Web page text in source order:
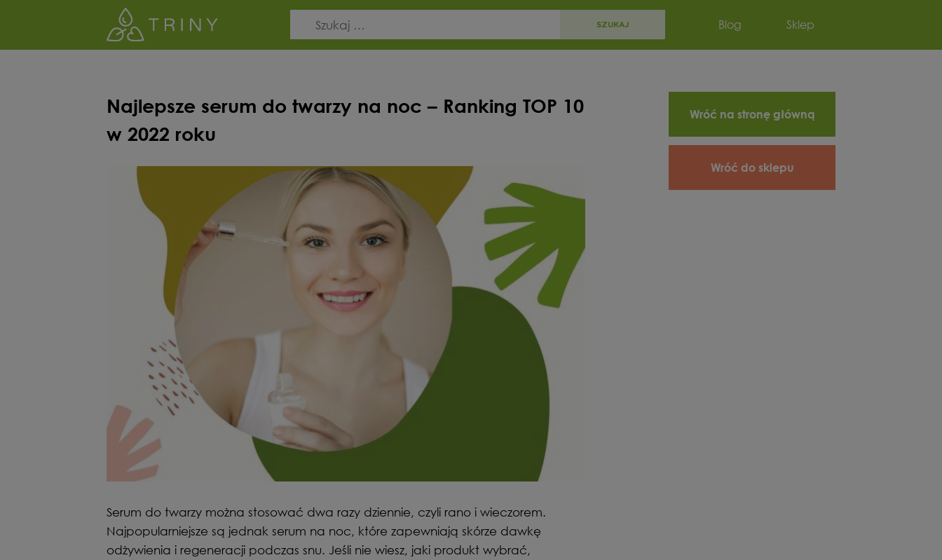
Blog Sklep
Najlepsze serum do twarzy na noc – Ranking TOP 10
w 2022 roku
Serum do twarzy można stosować dwa razy dziennie, czyli rano i wieczorem.
Najpopularniejsze są jednak serum na noc, które zapewniają skórze dawkę
odżywienia i regeneracji podczas snu. Jeśli nie wiesz, jaki produkt wybrać,
Wróć na stronę główną
Wróć do sklepu